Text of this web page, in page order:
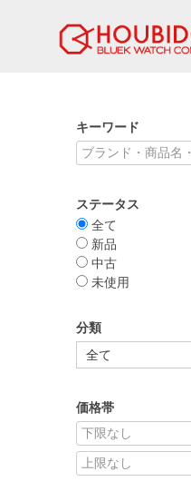
キーワード
ステータス
全て
新品
中古
未使用
分類
価格帯